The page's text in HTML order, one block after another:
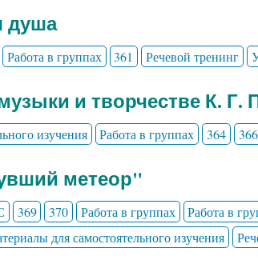
душа
Работа в группах 361 Речевой тренинг
и творчестве К. Г.
изучения Работа в группах 364 366
метеор"
369 370 Работа в группах Работа в
для самостоятельного изучения